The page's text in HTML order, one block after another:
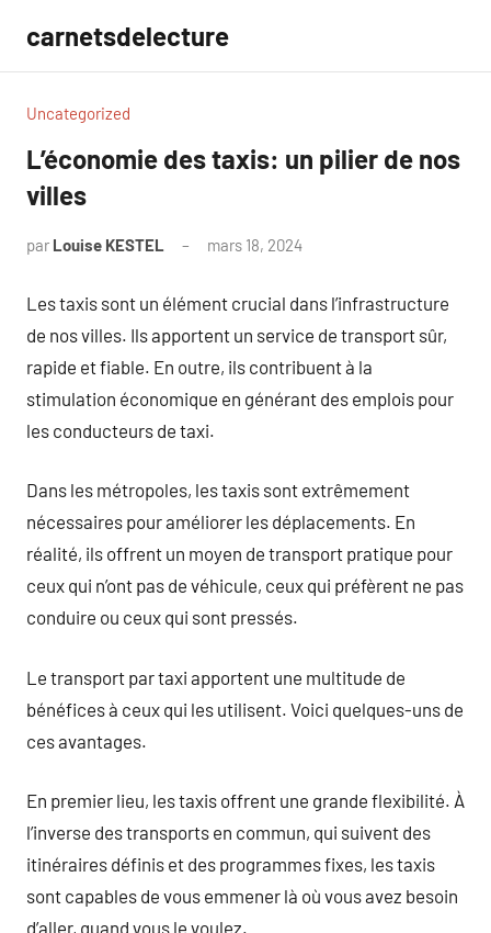
contenu
carnetsdelecture
Uncategorized
L’économie des taxis: un pilier de nos
villes
par Louise KESTEL mars 18, 2024
Les taxis sont un élément crucial dans l’infrastructure
de nos villes. Ils apportent un service de transport sûr,
rapide et fiable. En outre, ils contribuent à la
stimulation économique en générant des emplois pour
les conducteurs de taxi.
Dans les métropoles, les taxis sont extrêmement
nécessaires pour améliorer les déplacements. En
réalité, ils offrent un moyen de transport pratique pour
ceux qui n’ont pas de véhicule, ceux qui préfèrent ne pas
conduire ou ceux qui sont pressés.
Le transport par taxi apportent une multitude de
bénéfices à ceux qui les utilisent. Voici quelques-uns de
ces avantages.
En premier lieu, les taxis offrent une grande flexibilité. À
l’inverse des transports en commun, qui suivent des
itinéraires définis et des programmes fixes, les taxis
sont capables de vous emmener là où vous avez besoin
d’aller, quand vous le voulez.